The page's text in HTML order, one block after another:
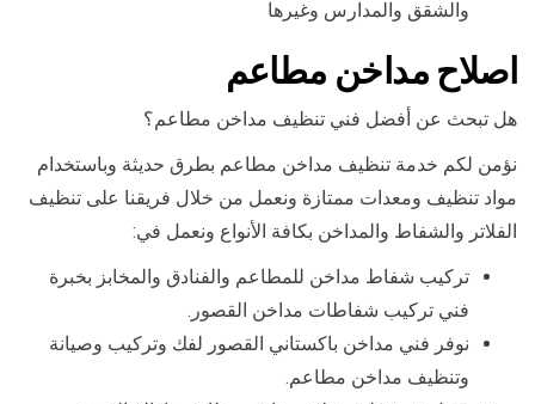
والشقق والمدارس وغيرها
اصلاح مداخن مطاعم
هل تبحث عن أفضل فني تنظيف مداخن مطاعم؟
نؤمن لكم خدمة تنظيف مداخن مطاعم بطرق حديثة وباستخدام
مواد تنظيف ومعدات ممتازة ونعمل من خلال فريقنا على تنظيف
الفلاتر والشفاط والمداخن بكافة الأنواع ونعمل في:
تركيب شفاط مداخن للمطاعم والفنادق والمخابز بخبرة
فني تركيب شفاطات مداخن القصور.
نوفر فني مداخن باكستاني القصور لفك وتركيب وصيانة
وتنظيف مداخن مطاعم.